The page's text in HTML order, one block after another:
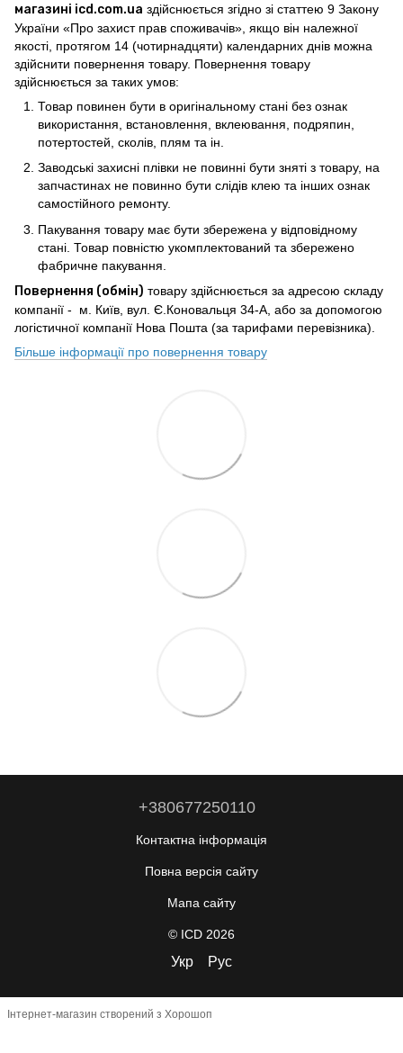
магазині icd.com.ua здійснюється згідно зі статтею 9 Закону
України «Про захист прав споживачів», якщо він належної
якості, протягом 14 (чотирнадцяти) календарних днів можна
здійснити повернення товару. Повернення товару
здійснюється за таких умов:
Товар повинен бути в оригінальному стані без ознак
використання, встановлення, вклеювання, подряпин,
потертостей, сколів, плям та ін.
Заводські захисні плівки не повинні бути зняті з товару, на
запчастинах не повинно бути слідів клею та інших ознак
самостійного ремонту.
Пакування товару має бути збережена у відповідному
стані. Товар повністю укомплектований та збережено
фабричне пакування.
Повернення (обмін) товару здійснюється за адресою складу
компанії - м. Київ, вул. Є.Коновальця 34-А, або за допомогою
логістичної компанії Нова Пошта (за тарифами перевізника).
Більше інформації про повернення товару
+380677250110
Контактна інформація
Повна версія сайту
Мапа сайту
© ICD 2026
Укр Рус
Інтернет-магазин створений з Хорошоп